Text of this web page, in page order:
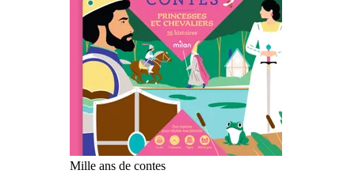
Mille ans de contes